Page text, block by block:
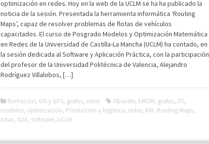
optimización en redes. Hoy en la web de la UCLM se ha ha publicado la
noticia de la sesión. Presentada la herramienta informática ‘Routing
Maps’, capaz de resolver problemas de flotas de vehículos
capacitados. El curso de Posgrado Modelos y Optimización Matemática
en Redes de la Universidad de Castilla-La Mancha (UCLM) ha contado, en
la sesión dedicada al Software y Aplicación Práctica, con la participación
del profesor de la Universidad Politécnica de Valencia, Alejandro
Rodríguez Villalobos, […]
formación, GIS y GPS, grafos, rutas Albacete, EMOR, grafos, ITI,
modelos, optimización, Producción y logística, redes, RM, Routing Maps,
rutas, SOA, software, UCLM